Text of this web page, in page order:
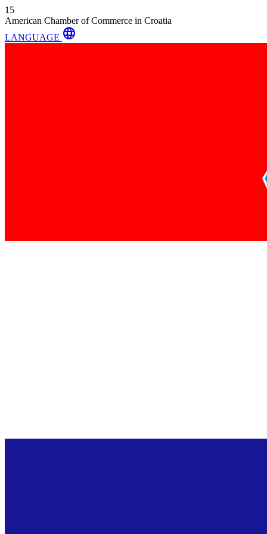
15
American Chamber of Commerce in Croatia
LANGUAGE language